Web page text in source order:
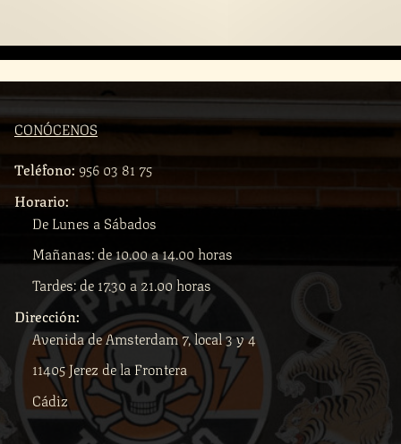
CONÓCENOS
Teléfono: 956 03 81 75
Horario:
De Lunes a Sábados
Mañanas: de 10.00 a 14.00 horas
Tardes: de 17.30 a 21.00 horas
Dirección:
Avenida de Amsterdam 7, local 3 y 4
11405 Jerez de la Frontera
Cádiz